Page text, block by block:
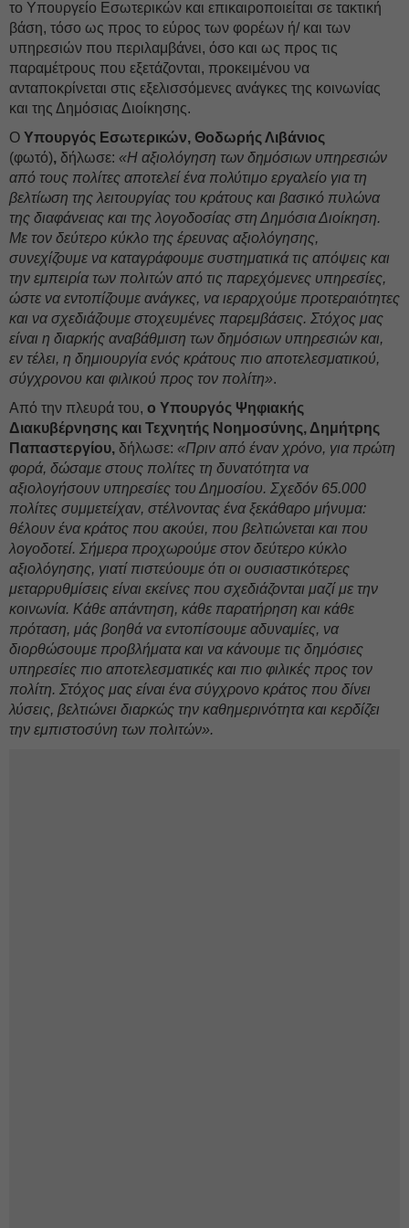
το Υπουργείο Εσωτερικών και επικαιροποιείται σε τακτική
βάση, τόσο ως προς το εύρος των φορέων ή/ και των
υπηρεσιών που περιλαμβάνει, όσο και ως προς τις
παραμέτρους που εξετάζονται, προκειμένου να
ανταποκρίνεται στις εξελισσόμενες ανάγκες της κοινωνίας
και της Δημόσιας Διοίκησης.
Ο Υπουργός Εσωτερικών, Θοδωρής Λιβάνιος
(φωτό), δήλωσε: «Η αξιολόγηση των δημόσιων υπηρεσιών
από τους πολίτες αποτελεί ένα πολύτιμο εργαλείο για τη
βελτίωση της λειτουργίας του κράτους και βασικό πυλώνα
της διαφάνειας και της λογοδοσίας στη Δημόσια Διοίκηση.
Με τον δεύτερο κύκλο της έρευνας αξιολόγησης,
συνεχίζουμε να καταγράφουμε συστηματικά τις απόψεις και
την εμπειρία των πολιτών από τις παρεχόμενες υπηρεσίες,
ώστε να εντοπίζουμε ανάγκες, να ιεραρχούμε προτεραιότητες
και να σχεδιάζουμε στοχευμένες παρεμβάσεις. Στόχος μας
είναι η διαρκής αναβάθμιση των δημόσιων υπηρεσιών και,
εν τέλει, η δημιουργία ενός κράτους πιο αποτελεσματικού,
σύγχρονου και φιλικού προς τον πολίτη».
Από την πλευρά του, ο Υπουργός Ψηφιακής
Διακυβέρνησης και Τεχνητής Νοημοσύνης, Δημήτρης
Παπαστεργίου, δήλωσε: «Πριν από έναν χρόνο, για πρώτη
φορά, δώσαμε στους πολίτες τη δυνατότητα να
αξιολογήσουν υπηρεσίες του Δημοσίου. Σχεδόν 65.000
πολίτες συμμετείχαν, στέλνοντας ένα ξεκάθαρο μήνυμα:
θέλουν ένα κράτος που ακούει, που βελτιώνεται και που
λογοδοτεί. Σήμερα προχωρούμε στον δεύτερο κύκλο
αξιολόγησης, γιατί πιστεύουμε ότι οι ουσιαστικότερες
μεταρρυθμίσεις είναι εκείνες που σχεδιάζονται μαζί με την
κοινωνία. Κάθε απάντηση, κάθε παρατήρηση και κάθε
πρόταση, μάς βοηθά να εντοπίσουμε αδυναμίες, να
διορθώσουμε προβλήματα και να κάνουμε τις δημόσιες
υπηρεσίες πιο αποτελεσματικές και πιο φιλικές προς τον
πολίτη. Στόχος μας είναι ένα σύγχρονο κράτος που δίνει
λύσεις, βελτιώνει διαρκώς την καθημερινότητα και κερδίζει
την εμπιστοσύνη των πολιτών».